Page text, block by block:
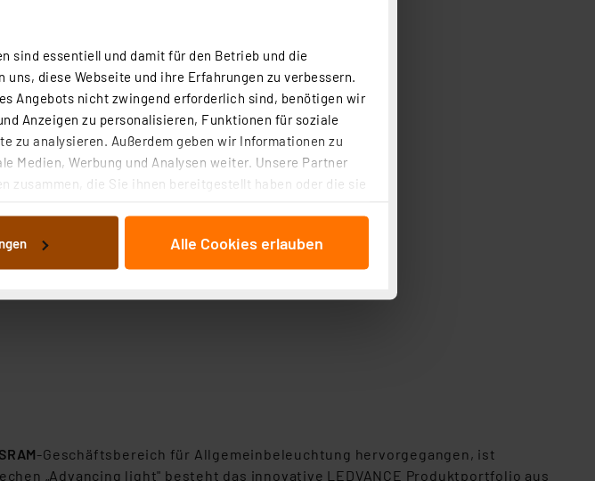
sind essentiell und damit für den Betrieb und die
diese Webseite und ihre Erfahrungen zu verbessern.
Angebots nicht zwingend erforderlich sind, benötigen wir
Anzeigen zu personalisieren, Funktionen für soziale
zu analysieren. Außerdem geben wir Informationen zu
Medien, Werbung und Analysen weiter. Unsere Partner
zusammen, die Sie ihnen bereitgestellt haben oder die sie
Ihnen ausgewählten Verarbeitungszwecke (Art. 6
nach Zweck und Anbieter ist durch Klick auf den
Sie jederzeit unter dem Link „Cookie Einstellungen“
Abrufung und Weiterverarbeitung dieser Daten zur
hiervon unberührt. Ihre Browser-Einstellungen können
werden und dieses Banner erneut angezeigt wird.
USA. Ihre Einwilligung zur Einbindung von Cookies
erhalten Sie in der Datenschutzerklärung.
Alle Cookies erlauben
K
-Geschäftsbereich für Allgemeinbeleuchtung hervorgegangen, ist
„Advancing light" besteht das innovative LEDVANCE Produktportfolio aus